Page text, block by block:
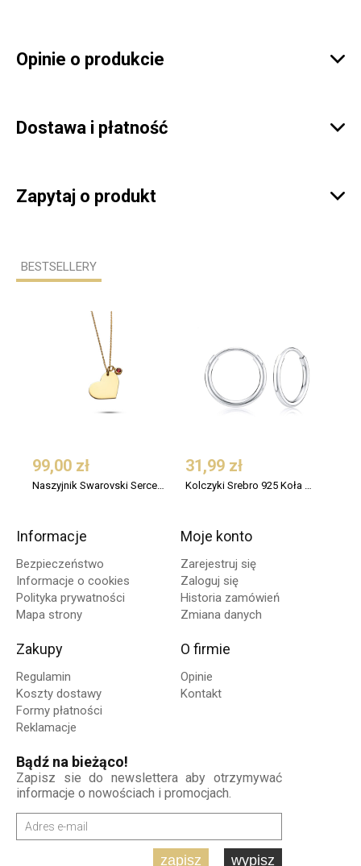
Opinie o produkcie 
Dostawa i płatność 
Zapytaj o produkt 
BESTSELLERY
99,00 zł
Naszyjnik Swarovski Serce Srebro 925 Pozłacany
31,99 zł
Kolczyki Srebro 925 Koła Małe 12 mm
Informacje
Bezpieczeństwo
Informacje o cookies
Polityka prywatności
Mapa strony
Moje konto
Zarejestruj się
Zaloguj się
Historia zamówień
Zmiana danych
Zakupy
Regulamin
Koszty dostawy
Formy płatności
Reklamacje
O firmie
Opinie
Kontakt
Bądź na bieżąco!
Zapisz sie do newslettera aby otrzymywać
informacje o nowościach i promocjach.
zapisz wypisz